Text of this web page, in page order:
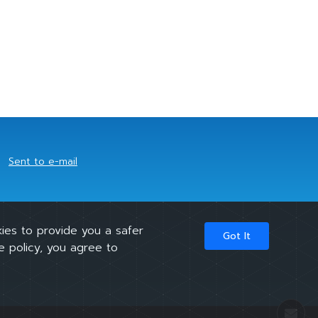
Sent to e-mail
to provide you a safer
policy, you agree to
Got It